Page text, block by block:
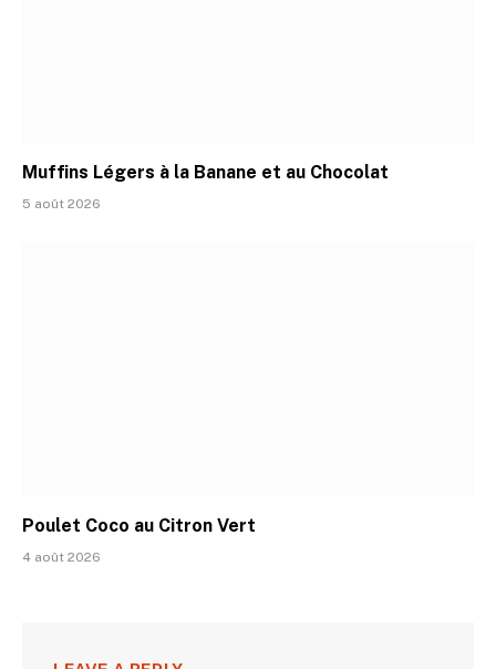
Muffins Légers à la Banane et au Chocolat
5 août 2026
Poulet Coco au Citron Vert
4 août 2026